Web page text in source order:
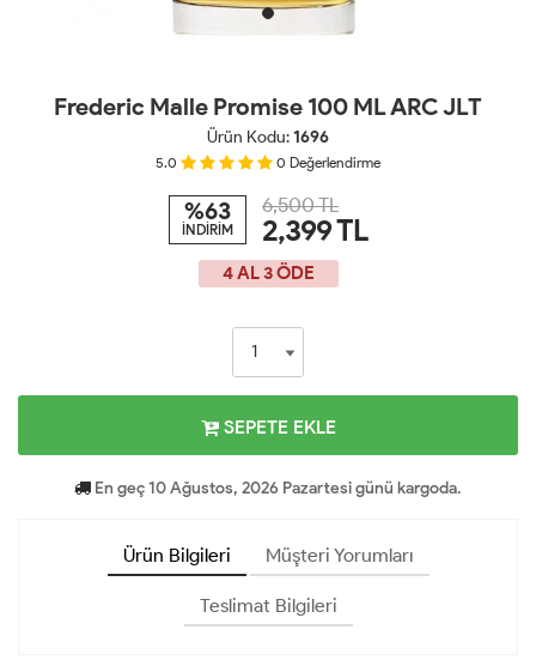
Frederic Malle Promise 100 ML ARC JLT
Ürün Kodu:1696
5.0 0 Değerlendirme
%63
İNDİRİM
6,500 TL
2,399TL
4 AL 3 ÖDE
SEPETE EKLE
En geç 10 Ağustos, 2026 Pazartesi günü kargoda.
Ürün Bilgileri Müşteri Yorumları
Teslimat Bilgileri